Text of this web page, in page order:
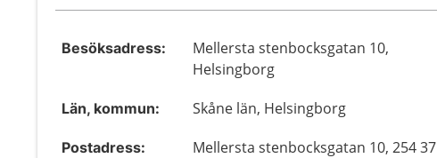
Besöksadress:
Mellersta stenbocksgatan 10,
Helsingborg
Län, kommun: Skåne län, Helsingborg
Postadress:
Mellersta stenbocksgatan 10, 254 37